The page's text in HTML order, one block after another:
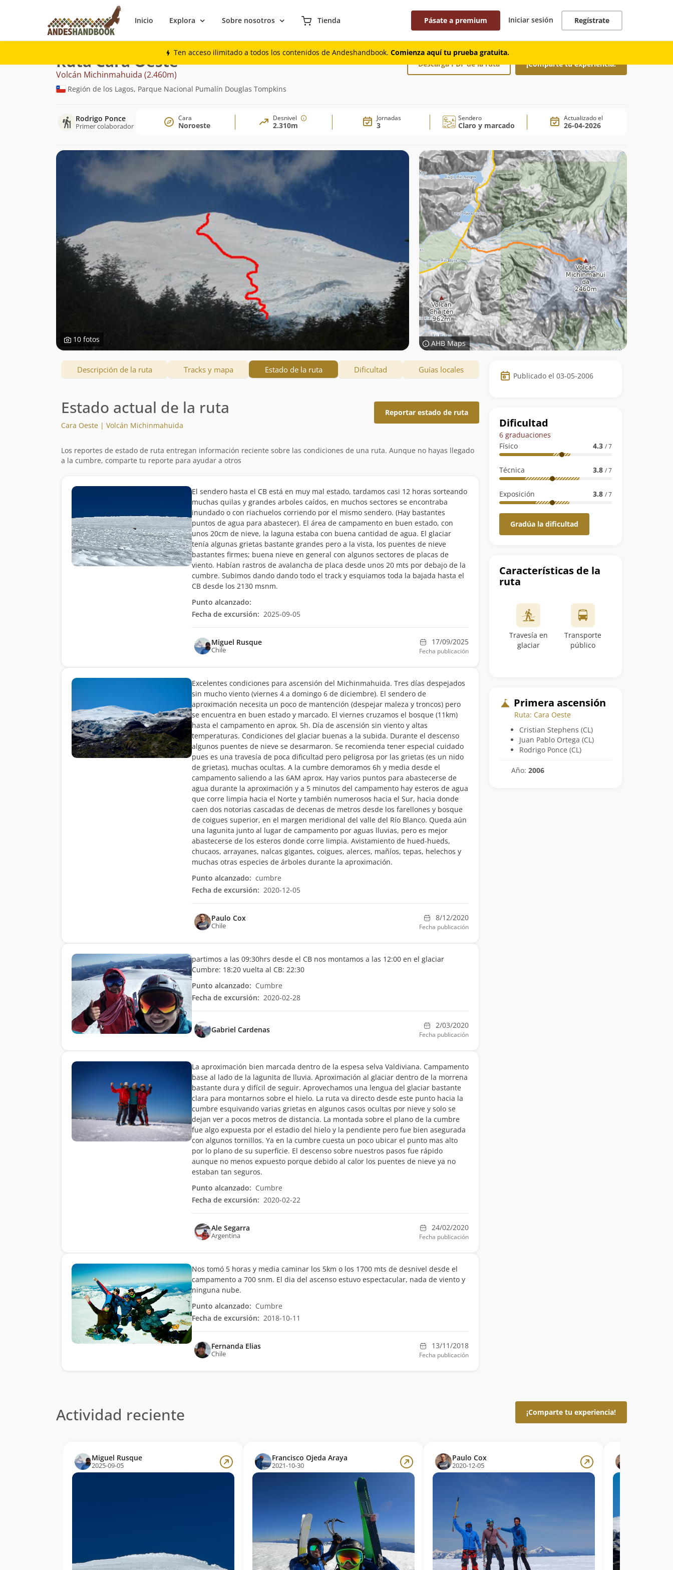
Inicio Explora Sobre nosotros Tienda Pásate a premium Iniciar sesión Regístrate
Ten acceso ilimitado a todos los contenidos de Andeshandbook. Comienza aquí tu prueba gratuita.
Montaña
Ruta Cara Oeste
Volcán Michinmahuida (2.460m)
Región de los Lagos, Parque Nacional Pumalín Douglas Tompkins
Descarga PDF de la ruta ¡Comparte tu experiencia!
Rodrigo Ponce
Primer colaborador
Cara
Noroeste
Desnivel
2.310m
Jornadas
3
Sendero
Claro y marcado
Actualizado el
26-04-2026
10 fotos AHB Maps
Datos
de
ruta
Publicado el 03-05-2006
Dificultad
6 graduaciones
Físico
4.3 / 7
Técnica 3.8 / 7
Exposición 3.8 / 7
Gradúa la dificultad
Características de la
ruta
Travesía en
glaciar
Transporte
público
Primera ascensión
Ruta: Cara Oeste
Cristian Stephens (CL)
Juan Pablo Ortega (CL)
Rodrigo Ponce (CL)
Año: 2006
Descripción de la ruta Tracks y mapa Estado de la ruta Dificultad Guías locales
Estado actual de la ruta
Cara Oeste | Volcán Michinmahuida
Reportar estado de ruta
Los reportes de estado de ruta entregan información reciente sobre las condiciones de una ruta. Aunque no hayas llegado
a la cumbre, comparte tu reporte para ayudar a otros
El sendero hasta el CB está en muy mal estado, tardamos casi 12 horas sorteando
muchas quilas y grandes arboles caídos, en muchos sectores se encontraba
inundado o con riachuelos corriendo por el mismo sendero. (Hay bastantes
puntos de agua para abastecer). El área de campamento en buen estado, con
unos 20cm de nieve, la laguna estaba con buena cantidad de agua. El glaciar
tenía algunas grietas bastante grandes pero a la vista, los puentes de nieve
bastantes firmes; buena nieve en general con algunos sectores de placas de
viento. Habían rastros de avalancha de placa desde unos 20 mts por debajo de la
cumbre. Subimos dando dando todo el track y esquiamos toda la bajada hasta el
CB desde los 2130 msnm.
Punto alcanzado:
Fecha de excursión: 2025-09-05
Miguel Rusque
Chile
17/09/2025
Fecha publicación
Excelentes condiciones para ascensión del Michinmahuida. Tres días despejados
sin mucho viento (viernes 4 a domingo 6 de diciembre). El sendero de
aproximación necesita un poco de mantención (despejar maleza y troncos) pero
se encuentra en buen estado y marcado. El viernes cruzamos el bosque (11km)
hasta el campamento en aprox. 5h. Día de ascensión sin viento y altas
temperaturas. Condiciones del glaciar buenas a la subida. Durante el descenso
algunos puentes de nieve se desarmaron. Se recomienda tener especial cuidado
pues es una travesía de poca dificultad pero peligrosa por las grietas (es un nido
de grietas), muchas ocultas. A la cumbre demoramos 6h y media desde el
campamento saliendo a las 6AM aprox. Hay varios puntos para abastecerse de
agua durante la aproximación y a 5 minutos del campamento hay esteros de agua
que corre limpia hacia el Norte y también numerosos hacia el Sur, hacia donde
caen dos notorias cascadas de decenas de metros desde los farellones y bosque
de coigues superior, en el margen meridional del valle del Río Blanco. Queda aún
una lagunita junto al lugar de campamento por aguas lluvias, pero es mejor
abastecerse de los esteros donde corre limpia. Avistamiento de hued-hueds,
chucaos, arrayanes, nalcas gigantes, coigues, alerces, mañíos, tepas, helechos y
muchas otras especies de árboles durante la aproximación.
Punto alcanzado: cumbre
Fecha de excursión: 2020-12-05
Paulo Cox
Chile
8/12/2020
Fecha publicación
partimos a las 09:30hrs desde el CB nos montamos a las 12:00 en el glaciar
Cumbre: 18:20 vuelta al CB: 22:30
Punto alcanzado: Cumbre
Fecha de excursión: 2020-02-28
Gabriel Cardenas 2/03/2020
Fecha publicación
La aproximación bien marcada dentro de la espesa selva Valdiviana. Campamento
base al lado de la lagunita de lluvia. Aproximación al glaciar dentro de la morrena
bastante dura y difícil de seguir. Aprovechamos una lengua del glaciar bastante
clara para montarnos sobre el hielo. La ruta va directo desde este punto hacia la
cumbre esquivando varias grietas en algunos casos ocultas por nieve y solo se
dejan ver a pocos metros de distancia. La montada sobre el plano de la cumbre
fue algo expuesta por el estadio del hielo y la pendiente pero fue bien asegurada
con algunos tornillos. Ya en la cumbre cuesta un poco ubicar el punto mas alto
por lo plano de su superficie. El descenso sobre nuestros pasos fue rápido
aunque no menos expuesto porque debido al calor los puentes de nieve ya no
estaban tan seguros.
Punto alcanzado: Cumbre
Fecha de excursión: 2020-02-22
Ale Segarra
Argentina
24/02/2020
Fecha publicación
Nos tomó 5 horas y media caminar los 5km o los 1700 mts de desnivel desde el
campamento a 700 snm. El dia del ascenso estuvo espectacular, nada de viento y
ninguna nube.
Punto alcanzado: Cumbre
Fecha de excursión: 2018-10-11
Fernanda Elias
Chile
13/11/2018
Fecha publicación
Actividad reciente ¡Comparte tu experiencia!
Miguel Rusque
2025-09-05
Francisco Ojeda Araya
2021-10-30
Paulo Cox
2020-12-05